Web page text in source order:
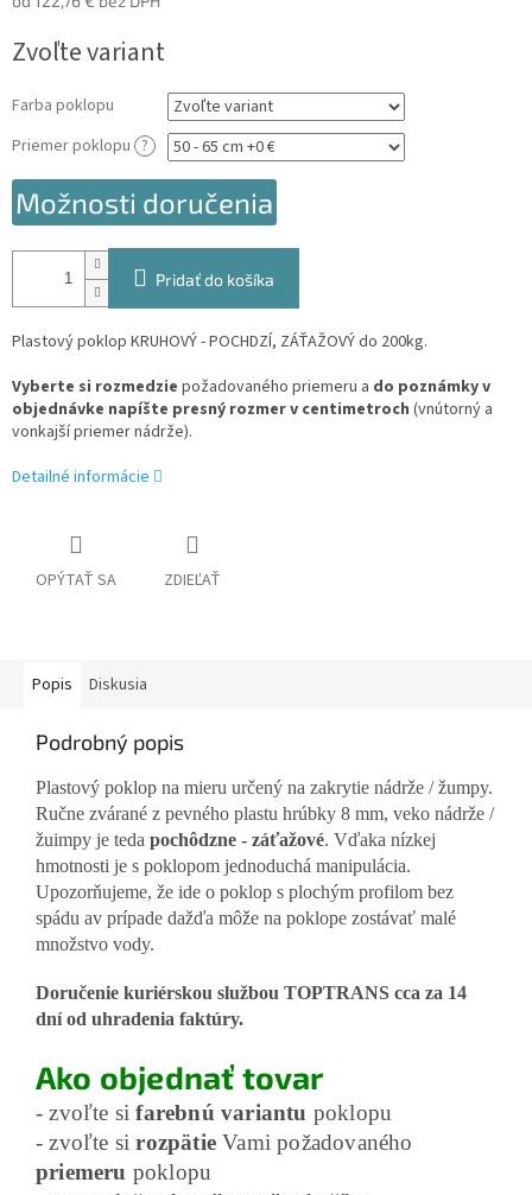
cena:
Zvoľte variant
Farba poklopu
Priemer poklopu ?
Možnosti doručenia
Pridať do košíka
Plastový poklop KRUHOVÝ - POCHDZÍ, ZÁŤAŽOVÝ do 200kg.
Vyberte si rozmedzie požadovaného priemeru a do poznámky v
objednávke napíšte presný rozmer v centimetroch (vnútorný a
vonkajší priemer nádrže).
Detailné informácie
OPÝTAŤ SA ZDIEĽAŤ
Popis Diskusia
Podrobný popis
Plastový poklop na mieru určený na zakrytie nádrže / žumpy.
Ručne zvárané z pevného plastu hrúbky 8 mm, veko nádrže /
žuimpy je teda pochôdzne - záťažové. Vďaka nízkej
hmotnosti je s poklopom jednoduchá manipulácia.
Upozorňujeme, že ide o poklop s plochým profilom bez
spádu av prípade dažďa môže na poklope zostávať malé
množstvo vody.
Doručenie kuriérskou službou TOPTRANS cca za 14
dní od uhradenia faktúry.
Ako objednať tovar
- zvoľte sifarebnú variantu poklopu
- zvoľte sirozpätie Vami požadovaného
priemeru poklopu